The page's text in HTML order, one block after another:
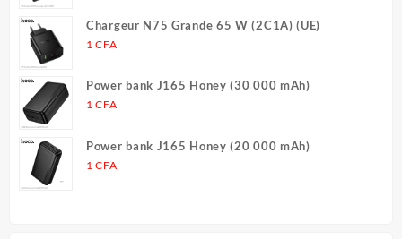
Chargeur N75 Grande 65 W (2C1A) (UE)
1CFA
Power bank J165 Honey (30 000 mAh)
1CFA
Power bank J165 Honey (20 000 mAh)
1CFA